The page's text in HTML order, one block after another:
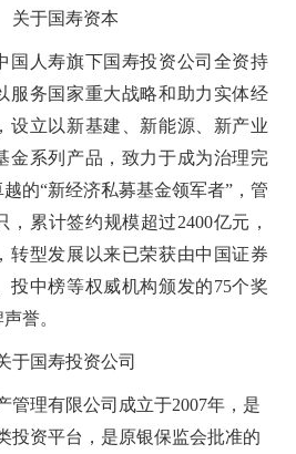
关于国寿资本
国人寿旗下国寿投资公司全资持
服务国家重大战略和助力实体经
设立以新基建、新能源、新产业
金系列产品，致力于成为治理完
的“新经济私募基金领军者”，管
，累计签约规模超过2400亿元，
转型发展以来已荣获由中国证券
投中榜等权威机构颁发的75个奖
誉。
于国寿投资公司
管理有限公司成立于2007年，是
投资平台，是原银保监会批准的